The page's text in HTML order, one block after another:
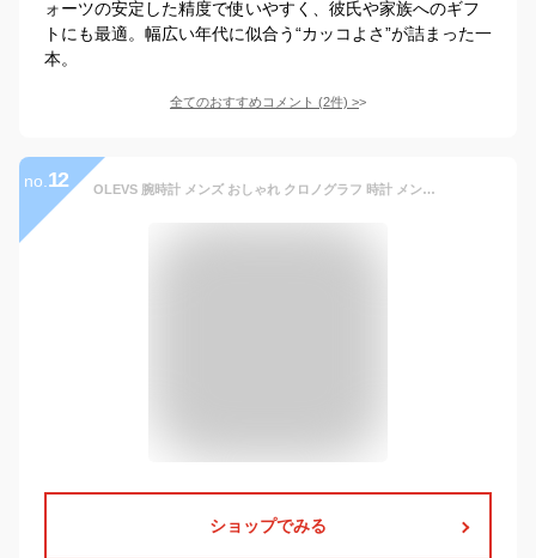
ォーツの安定した精度で使いやすく、彼氏や家族へのギフ
トにも最適。幅広い年代に似合う“カッコよさ”が詰まった一
本。
全てのおすすめコメント (2件) >
no. 12 OLEVS 腕時計 メンズ おしゃれ クロノグラフ 時計 メンズ ビジネス 人気 ブランド 大きめ 見やすい アナログ 防水 クォーツ ブルー/ホワイト
ショップでみる